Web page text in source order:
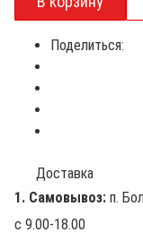
Поделиться:
Доставка
1. Самовывоз: п.
с 9.00-18.00